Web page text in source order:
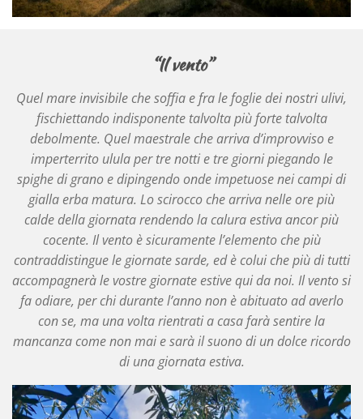
“Il vento”
Quel mare invisibile che soffia e fra le foglie dei nostri ulivi,
fischiettando indisponente talvolta più forte talvolta
debolmente. Quel maestrale che arriva d’improvviso e
imperterrito ulula per tre notti e tre giorni piegando le
spighe di grano e dipingendo onde impetuose nei campi di
gialla erba matura. Lo scirocco che arriva nelle ore più
calde della giornata rendendo la calura estiva ancor più
cocente. Il vento è sicuramente l’elemento che più
contraddistingue le giornate sarde, ed è colui che più di tutti
accompagnerà le vostre giornate estive qui da noi. Il vento si
fa odiare, per chi durante l’anno non è abituato ad averlo
con se, ma una volta rientrati a casa farà sentire la
mancanza come non mai e sarà il suono di un dolce ricordo
di una giornata estiva.